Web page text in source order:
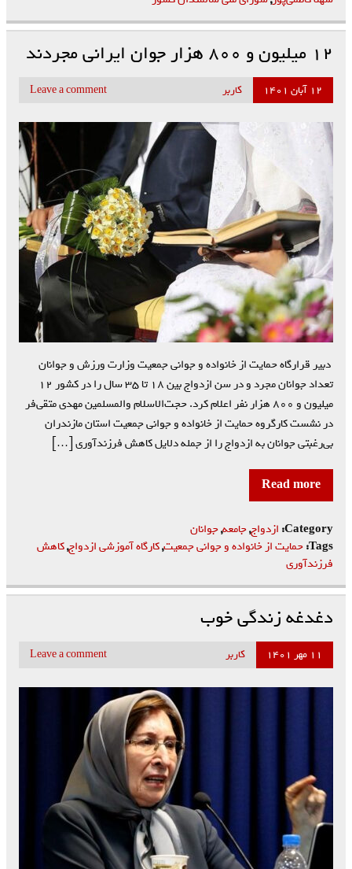
۱۲ میلیون و ۸۰۰ هزار جوان ایرانی مجردند
۱۲ آبان ۱۴۰۱ کاربر Leave a comment
دبیر قرارگاه حمایت از خانواده و جوانی جمعیت وزارت ورزش و جوانان
تعداد جوانان مجرد و در سن ازدواج بین ۱۸ تا ۳۵ سال را در کشور ۱۲
میلیون و ۸۰۰ هزار نفر اعلام کرد. حجت‌الاسلام والمسلمین مهدی متقی‌فر
در نشست کارگروه حمایت از خانواده و جوانی جمعیت استان مازندران
بی‌رغبتی جوانان به ازدواج را از جمله دلایل کاهش فرزندآوری […]
Read more
Category: ازدواج,جامعه,جوانان
Tags: حمایت از خانواده و جوانی جمعیت,کارگاه آموزشی ازدواج,کاهش
فرزندآوری
دغدغه زندگي خوب
۱۱ مهر ۱۴۰۱ کاربر Leave a comment